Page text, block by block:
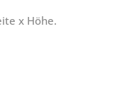
x Höhe.